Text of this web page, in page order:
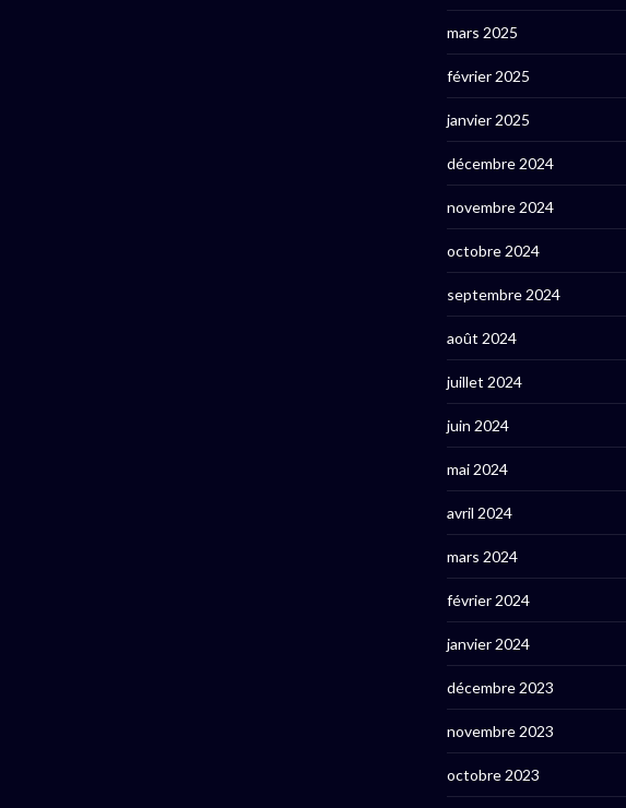
mars 2025
février 2025
janvier 2025
décembre 2024
novembre 2024
octobre 2024
septembre 2024
août 2024
juillet 2024
juin 2024
mai 2024
avril 2024
mars 2024
février 2024
janvier 2024
décembre 2023
novembre 2023
octobre 2023